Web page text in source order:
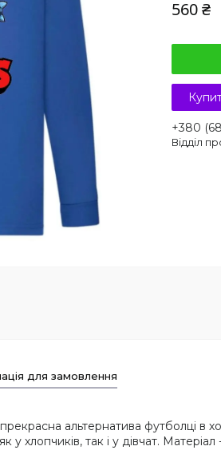
560 ₴
+380
Відділ
для замовлення
альтернатива футболці
у хлопчиків, так і у дівчат.